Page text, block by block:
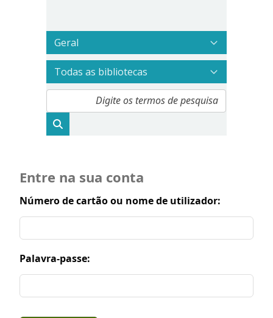
Entre na sua conta
Número de cartão ou nome de utilizador:
Palavra-passe: